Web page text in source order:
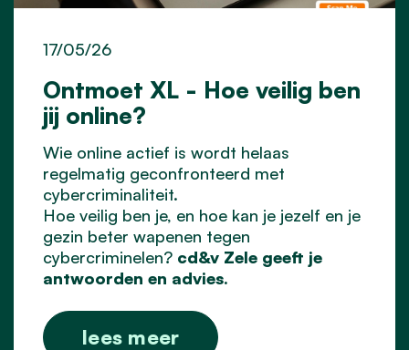
Ontmoet XL - Hoe veilig ben
jij online?
17/05/26
Wie online actief is wordt helaas
regelmatig geconfronteerd met
cybercriminaliteit.
Hoe veilig ben je, en hoe kan je jezelf en je
gezin beter wapenen tegen
cybercriminelen? cd&v Zele geeft je
antwoorden en advies.
lees meer